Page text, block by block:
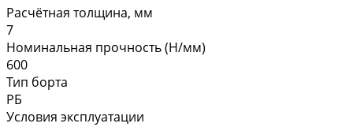
Расчётная толщина, мм
7
Номинальная прочность (Н/мм)
600
Тип борта
РБ
Условия эксплуатации